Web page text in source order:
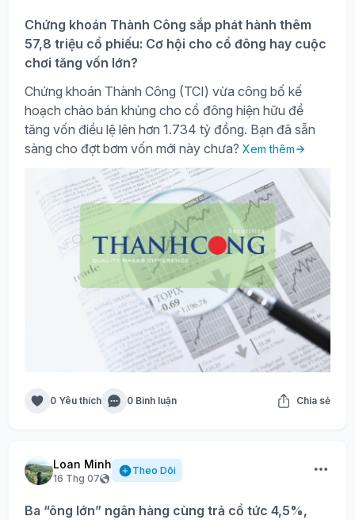
Chứng khoán Thành Công sắp phát hành thêm
57,8 triệu cổ phiếu: Cơ hội cho cổ đông hay cuộc
chơi tăng vốn lớn?
Chứng khoán Thành Công (TCI) vừa công bố kế
hoạch chào bán khủng cho cổ đông hiện hữu để
tăng vốn điều lệ lên hơn 1.734 tỷ đồng. Bạn đã sẵn
sàng cho đợt bơm vốn mới này chưa? Xem thêm
0 Yêu thích 0 Bình luận Chia sẻ
Loan Minh
16 Thg 07
Theo Dõi
Ba “ông lớn” ngân hàng cùng trả cổ tức 4,5%,